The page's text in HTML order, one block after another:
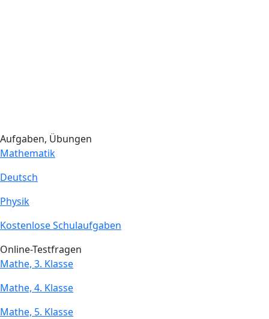
Aufgaben, Übungen
Mathematik
Deutsch
Physik
Kostenlose Schulaufgaben
Online-Testfragen
Mathe, 3. Klasse
Mathe, 4. Klasse
Mathe, 5. Klasse